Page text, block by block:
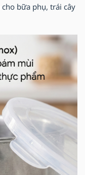
cho bữa phụ, trái cây